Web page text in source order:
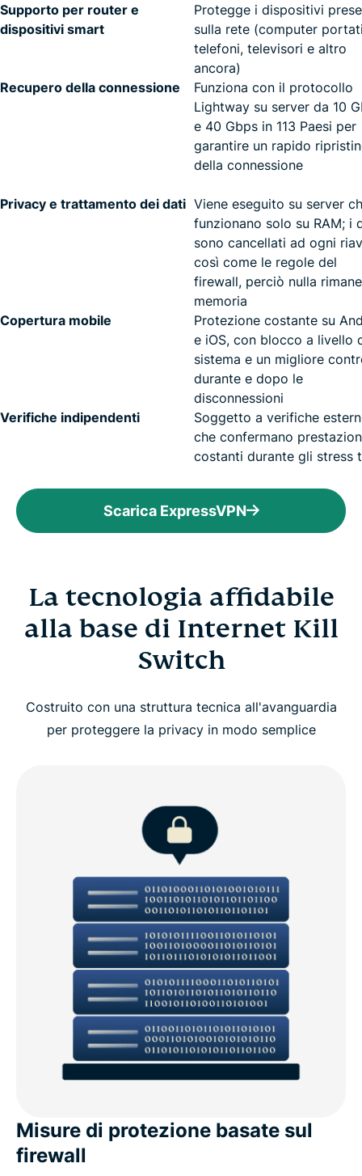
Supporto per router e
dispositivi smart
Protegge i dispositivi
sulla rete (computer
telefoni, televisori e altro
ancora)
Recupero della connessione
Funziona con il protocollo
Lightway su server da 10
e 40 Gbps in 113 Paesi per
garantire un rapido
della connessione
Privacy e trattamento dei dati Viene eseguito su server
funzionano solo su RAM; i
sono cancellati ad ogni
così come le regole del
firewall, perciò nulla
memoria
Copertura mobile
Protezione costante su
e iOS, con blocco a livello
sistema e un migliore
durante e dopo le
disconnessioni
Verifiche indipendenti
Soggetto a verifiche
che confermano
costanti durante gli stress
Scarica ExpressVPN
La tecnologia affidabile
alla base di Internet Kill
Switch
Costruito con una struttura tecnica all'avanguardia
per proteggere la privacy in modo semplice
Misure di protezione basate sul
firewall